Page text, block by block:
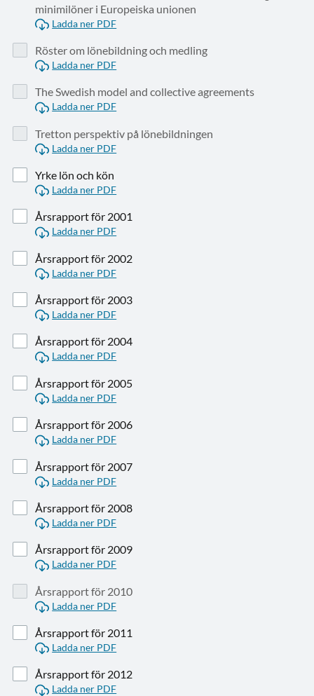
minimilöner i Europeiska unionen
Ladda ner PDF
Röster om lönebildning och medling
Ladda ner PDF
The Swedish model and collective agreements
Ladda ner PDF
Tretton perspektiv på lönebildningen
Ladda ner PDF
Yrke lön och kön
Ladda ner PDF
Årsrapport för 2001
Ladda ner PDF
Årsrapport för 2002
Ladda ner PDF
Årsrapport för 2003
Ladda ner PDF
Årsrapport för 2004
Ladda ner PDF
Årsrapport för 2005
Ladda ner PDF
Årsrapport för 2006
Ladda ner PDF
Årsrapport för 2007
Ladda ner PDF
Årsrapport för 2008
Ladda ner PDF
Årsrapport för 2009
Ladda ner PDF
Årsrapport för 2010
Ladda ner PDF
Årsrapport för 2011
Ladda ner PDF
Årsrapport för 2012
Ladda ner PDF